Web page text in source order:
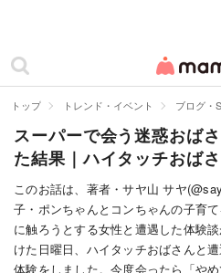
ママリ
カテゴリー一覧
妊娠
出産
赤ちゃん・育児
子育て・家族
トップ トレンド・イベント ブログ・
スーパーで会う迷惑おば
た結果｜ハイタッチおば
このお話は、著者・サヤ山 サヤ
子・ポンちゃんとコンちゃんの子育
に触ろうとする女性と遭遇した体験
けた日曜日、ハイタッチおばさんと
体験をしました。今度会ったら「や